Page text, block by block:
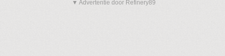
▼ Advertentie door Refinery89